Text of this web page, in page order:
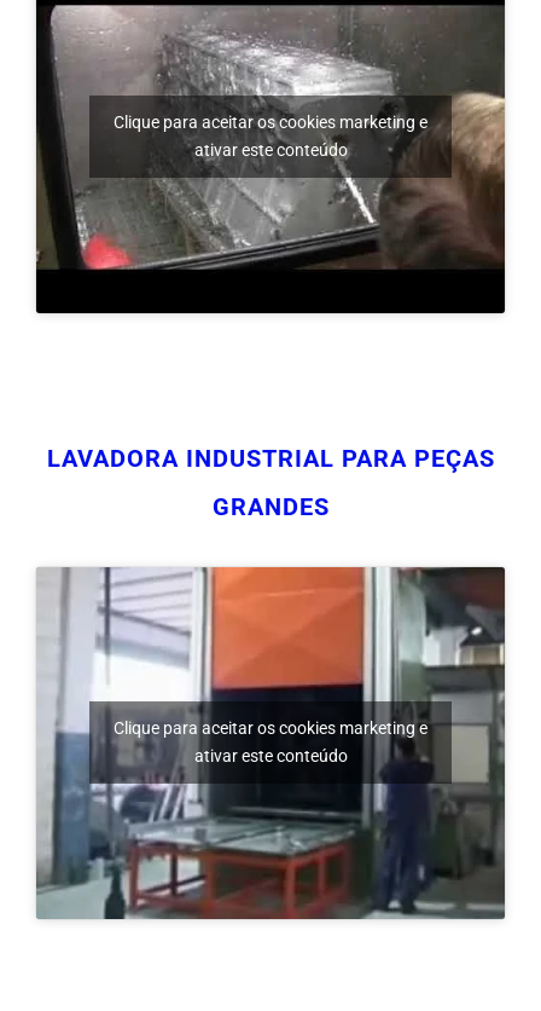
Clique para aceitar os cookies marketing e
ativar este conteúdo
GRANDES
Clique para aceitar os cookies marketing e
ativar este conteúdo